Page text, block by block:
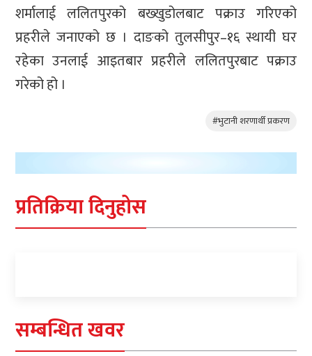
शर्मालाई ललितपुरको बख्खुडोलबाट पक्राउ गरिएको
प्रहरीले जनाएको छ । दाङको तुलसीपुर–१६ स्थायी घर
रहेका उनलाई आइतबार प्रहरीले ललितपुरबाट पक्राउ
गरेको हो ।
#भुटानी शरणार्थी प्रकरण
प्रतिक्रिया दिनुहोस
सम्बन्धित खवर